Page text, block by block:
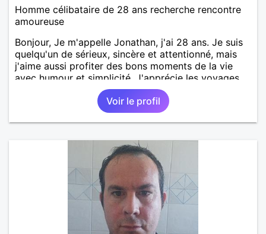
Homme célibataire de 28 ans recherche rencontre
amoureuse
Bonjour, Je m'appelle Jonathan, j'ai 28 ans. Je suis
quelqu'un de sérieux, sincère et attentionné, mais
j'aime aussi profiter des bons moments de la vie
avec humour et simplicité. J'apprécie les voyages,
les découvertes, les jeux vidéo et les moments de
détente. Je suis à la recherche d'une personne
authentique avec qui partager de belles
expériences, construire une relation sérieuse basée
apprécies les conversations sincères, les fous rires
et les personnes qui savent ce qu'elles veulent,
n'hésite pas à venir discuter. Au plaisir de faire
connaissance !
Voir le profil